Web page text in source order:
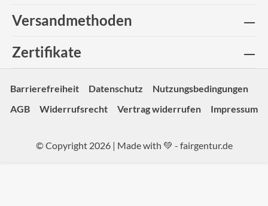
Versandmethoden
Zertifikate
Barrierefreiheit Datenschutz
Nutzungsbedingungen
AGB
Widerrufsrecht Vertrag widerrufen Impressum
© Copyright 2026 | Made with 💚 - fairgentur.de